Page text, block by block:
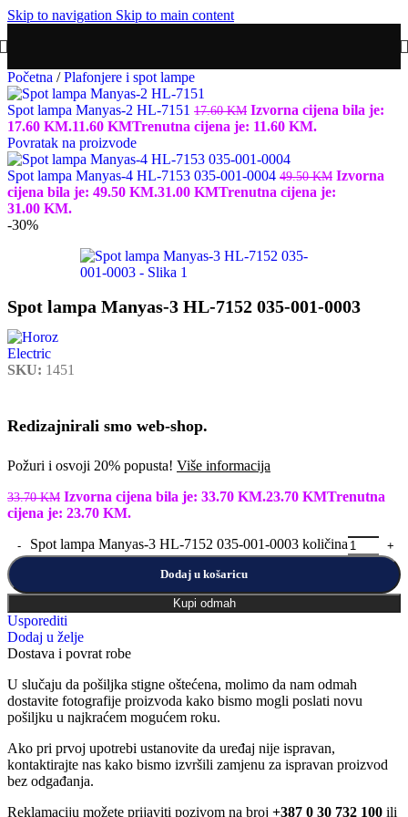
Skip to navigation Skip to main content
Početna / Plafonjere i spot lampe
Spot lampa Manyas-2 HL-7151 17.60KM Izvorna cijena bila je:
17.60 KM.11.60 KMTrenutna cijena je: 11.60 KM.
Povratak na proizvode
Spot lampa Manyas-4 HL-7153 035-001-0004 49.50KM Izvorna
cijena bila je: 49.50 KM.31.00 KMTrenutna cijena je:
31.00 KM.
-30%
Spot lampa Manyas-3 HL-7152 035-001-0003
SKU: 1451
Redizajnirali smo web-shop.
Požuri i osvoji 20% popusta! Više informacija
33.70KM Izvorna cijena bila je: 33.70 KM.23.70 KMTrenutna
cijena je: 23.70 KM.
Spot lampa Manyas-3 HL-7152 035-001-0003 količina
Dodaj u košaricu
Kupi odmah
Usporediti
Dodaj u želje
Dostava i povrat robe
U slučaju da pošiljka stigne oštećena, molimo da nam odmah
dostavite fotografije proizvoda kako bismo mogli poslati novu
pošiljku u najkraćem mogućem roku.
Ako pri prvoj upotrebi ustanovite da uređaj nije ispravan,
kontaktirajte nas kako bismo izvršili zamjenu za ispravan proizvod
bez odgađanja.
Reklamaciju možete prijaviti pozivom na broj +387 0 30 732 100 ili